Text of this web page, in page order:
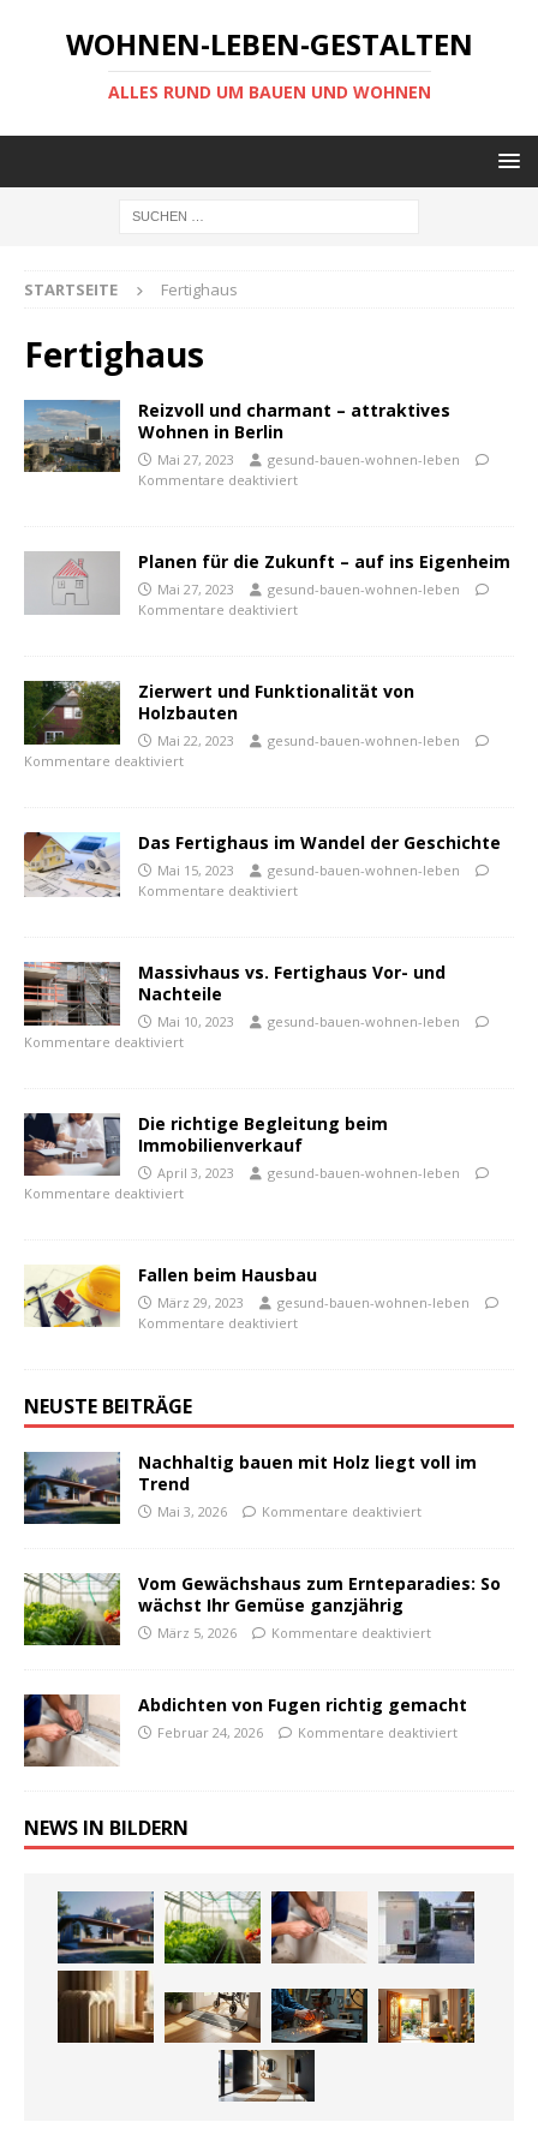
WOHNEN-LEBEN-GESTALTEN
ALLES RUND UM BAUEN UND WOHNEN
STARTSEITE Fertighaus
Fertighaus
Reizvoll und charmant – attraktives
Wohnen in Berlin
Mai 27, 2023
gesund-bauen-wohnen-leben
Kommentare deaktiviert
Planen für die Zukunft – auf ins Eigenheim
Mai 27, 2023
gesund-bauen-wohnen-leben
Kommentare deaktiviert
Zierwert und Funktionalität von
Holzbauten
Mai 22, 2023
gesund-bauen-wohnen-leben
Kommentare deaktiviert
Das Fertighaus im Wandel der Geschichte
Mai 15, 2023
gesund-bauen-wohnen-leben
Kommentare deaktiviert
Massivhaus vs. Fertighaus Vor- und
Nachteile
Mai 10, 2023
gesund-bauen-wohnen-leben
Kommentare deaktiviert
Die richtige Begleitung beim
Immobilienverkauf
April 3, 2023
gesund-bauen-wohnen-leben
Kommentare deaktiviert
Fallen beim Hausbau
März 29, 2023
gesund-bauen-wohnen-leben
Kommentare deaktiviert
NEUSTE BEITRÄGE
Nachhaltig bauen mit Holz liegt voll im
Trend
Mai 3, 2026 Kommentare deaktiviert
Vom Gewächshaus zum Ernteparadies: So
wächst Ihr Gemüse ganzjährig
März 5, 2026 Kommentare deaktiviert
Abdichten von Fugen richtig gemacht
Februar 24, 2026 Kommentare deaktiviert
NEWS IN BILDERN